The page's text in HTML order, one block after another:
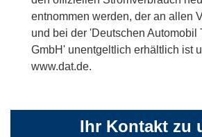
entnommen werden, der an allen
und bei der 'Deutschen Automobil
GmbH' unentgeltlich erhältlich ist
www.dat.de.
Ihr Kontakt zu